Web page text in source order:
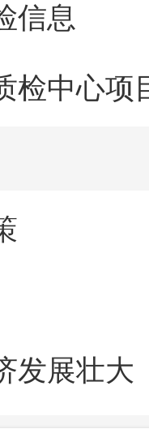
信息
检中心项
发展壮大